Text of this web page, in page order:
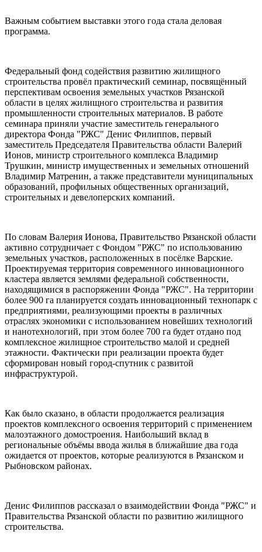
Важным событием выставки этого года стала деловая
программа.
Федеральный фонд содействия развитию жилищного
строительства провёл практический семинар, посвящённый
перспективам освоения земельных участков Рязанской
области в целях жилищного строительства и развития
промышленности строительных материалов. В работе
семинара приняли участие заместитель генерального
директора Фонда "РЖС" Денис Филиппов, первый
заместитель Председателя Правительства области Валерий
Ионов, министр строительного комплекса Владимир
Трушкин, министр имущественных и земельных отношений
Владимир Матренин, а также представители муниципальных
образований, профильных общественных организаций,
строительных и девелоперских компаний.
По словам Валерия Ионова, Правительство Рязанской области
активно сотрудничает с Фондом "РЖС" по использованию
земельных участков, расположенных в посёлке Варские.
Проектируемая территория современного инновационного
кластера является землями федеральной собственности,
находящимися в распоряжении Фонда "РЖС". На территории
более 900 га планируется создать инновационный технопарк с
предприятиями, реализующими проекты в различных
отраслях экономики с использованием новейших технологий
и нанотехнологий, при этом более 700 га будет отдано под
комплексное жилищное строительство малой и средней
этажности. Фактически при реализации проекта будет
сформирован новый город-спутник с развитой
инфраструктурой.
Как было сказано, в области продолжается реализация
проектов комплексного освоения территорий с применением
малоэтажного домостроения. Наибольший вклад в
региональные объёмы ввода жилья в ближайшие два года
ожидается от проектов, которые реализуются в Рязанском и
Рыбновском районах.
Денис Филиппов рассказал о взаимодействии Фонда "РЖС" и
Правительства Рязанской области по развитию жилищного
строительства.